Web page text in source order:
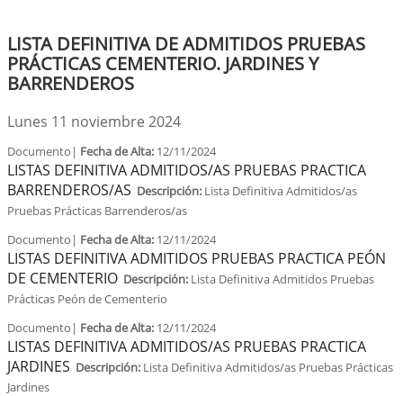
LISTA DEFINITIVA DE ADMITIDOS PRUEBAS
PRÁCTICAS CEMENTERIO. JARDINES Y
BARRENDEROS
Lunes 11 noviembre 2024
Documento| Fecha de Alta: 12/11/2024
LISTAS DEFINITIVA ADMITIDOS/AS PRUEBAS PRACTICA
BARRENDEROS/AS Descripción: Lista Definitiva Admitidos/as
Pruebas Prácticas Barrenderos/as
Documento| Fecha de Alta: 12/11/2024
LISTAS DEFINITIVA ADMITIDOS PRUEBAS PRACTICA PEÓN
DE CEMENTERIO Descripción: Lista Definitiva Admitidos Pruebas
Prácticas Peón de Cementerio
Documento| Fecha de Alta: 12/11/2024
LISTAS DEFINITIVA ADMITIDOS/AS PRUEBAS PRACTICA
JARDINES Descripción: Lista Definitiva Admitidos/as Pruebas Prácticas
Jardines